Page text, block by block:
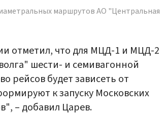
маршрутов АО "Центральная
отметил, что для МЦД-1 и МЦД-2
шести- и семивагонной
рейсов будет зависеть от
к запуску Московских
– добавил Царев.